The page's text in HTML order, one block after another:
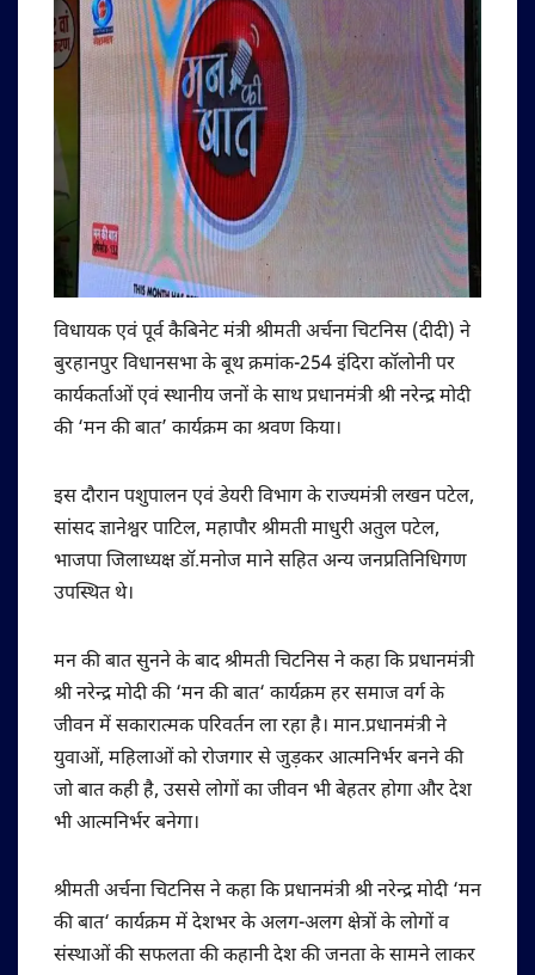
विधायक एवं पूर्व कैबिनेट मंत्री श्रीमती अर्चना चिटनिस (दीदी) ने
बुरहानपुर विधानसभा के बूथ क्रमांक-254 इंदिरा कॉलोनी पर
कार्यकर्ताओं एवं स्थानीय जनों के साथ प्रधानमंत्री श्री नरेन्द्र मोदी
की ‘मन की बात’ कार्यक्रम का श्रवण किया।
इस दौरान पशुपालन एवं डेयरी विभाग के राज्यमंत्री लखन पटेल,
सांसद ज्ञानेश्वर पाटिल, महापौर श्रीमती माधुरी अतुल पटेल,
भाजपा जिलाध्यक्ष डॉ.मनोज माने सहित अन्य जनप्रतिनिधिगण
उपस्थित थे।
मन की बात सुनने के बाद श्रीमती चिटनिस ने कहा कि प्रधानमंत्री
श्री नरेन्द्र मोदी की ‘मन की बात‘ कार्यक्रम हर समाज वर्ग के
जीवन में सकारात्मक परिवर्तन ला रहा है। मान.प्रधानमंत्री ने
युवाओं, महिलाओं को रोजगार से जुड़कर आत्मनिर्भर बनने की
जो बात कही है, उससे लोगों का जीवन भी बेहतर होगा और देश
भी आत्मनिर्भर बनेगा।
श्रीमती अर्चना चिटनिस ने कहा कि प्रधानमंत्री श्री नरेन्द्र मोदी ‘मन
की बात‘ कार्यक्रम में देशभर के अलग-अलग क्षेत्रों के लोगों व
संस्थाओं की सफलता की कहानी देश की जनता के सामने लाकर